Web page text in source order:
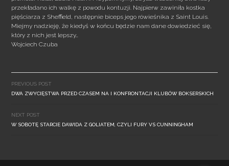
przekładano ich walkę z powodu kontuzji. Najpierw zawiniła kostka
pięściarza z Sheffield, następnie biceps jego rówieśnika z Saint Louis.
Miejmy nadzieję, że kiedyś w końcu będzie nam dane dowiedzieć się,
który z nich jest lepszy…
Wojciech Czuba
navigation
PREVIOUS POST
DWA ZWYCIĘSTWA PRZED CZASEM NA I KONFRONTACJI KLUBÓW BOKSERSKICH
NEXT POST
W SOBOTĘ STARCIE DAWIDA Z GOLIATEM, CZYLI FURY VS CUNNINGHAM